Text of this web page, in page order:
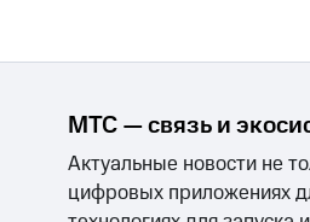
МТС — связь и
Актуальные новости не
цифровых приложениях